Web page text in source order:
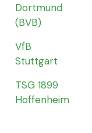
Dortmund
(BVB)
VfB
Stuttgart
TSG 1899
Hoffenheim